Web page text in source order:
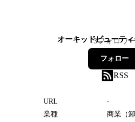
オーキッドビューテ
3フォロワ
フォロー
RSS
URL
-
業種
商業（